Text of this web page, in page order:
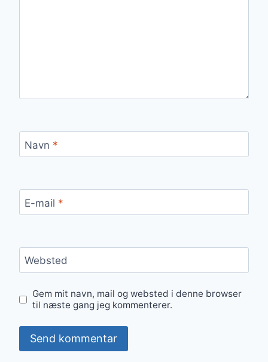
Navn *
E-mail *
Websted
Gem mit navn, mail og websted i denne browser
til næste gang jeg kommenterer.